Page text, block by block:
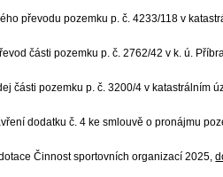
převodu pozemku p. č. 4233/118 v
části pozemku p. č. 2762/42 v k. ú.
části pozemku p. č. 3200/4 v katastrálním
dodatku č. 4 ke smlouvě o pronájmu
Činnost sportovních organizací 2025,